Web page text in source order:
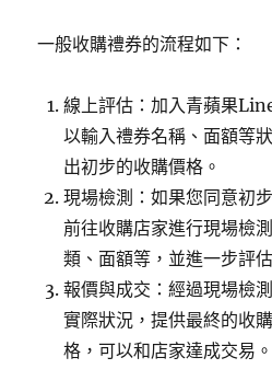
一般收購禮券的流程如下：
線上評估：加入青蘋果
以輸入禮券名稱、面額等
出初步的收購價格。
現場檢測：如果您同意初
前往收購店家進行現場檢
類、面額等，並進一步評
報價與成交：經過現場檢
實際狀況，提供最終的收
格，可以和店家達成交易。